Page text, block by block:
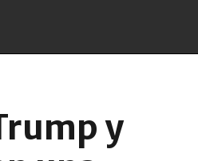
y